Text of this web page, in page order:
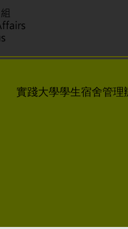
實踐大學學生宿舍管理